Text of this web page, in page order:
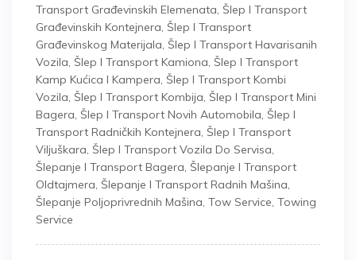
Transport Građevinskih Elemenata, Šlep I Transport
Građevinskih Kontejnera, Šlep I Transport
Građevinskog Materijala, Šlep I Transport Havarisanih
Vozila, Šlep I Transport Kamiona, Šlep I Transport
Kamp Kućica I Kampera, Šlep I Transport Kombi
Vozila, Šlep I Transport Kombija, Šlep I Transport Mini
Bagera, Šlep I Transport Novih Automobila, Šlep I
Transport Radničkih Kontejnera, Šlep I Transport
Viljuškara, Šlep I Transport Vozila Do Servisa,
Šlepanje I Transport Bagera, Šlepanje I Transport
Oldtajmera, Šlepanje I Transport Radnih Mašina,
Šlepanje Poljoprivrednih Mašina, Tow Service, Towing
Service